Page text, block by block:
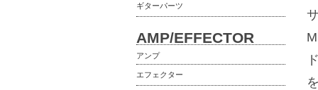
ギターパーツ
AMP/EFFECTOR
アンプ
エフェクター